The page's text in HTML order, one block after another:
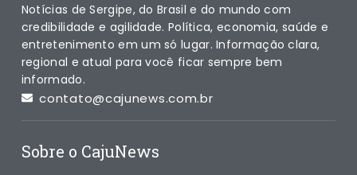
Notícias de Sergipe, do Brasil e do mundo com
credibilidade e agilidade. Política, economia, saúde e
entretenimento em um só lugar. Informação clara,
regional e atual para você ficar sempre bem
informado.
contato@cajunews.com.br
Sobre o CajuNews